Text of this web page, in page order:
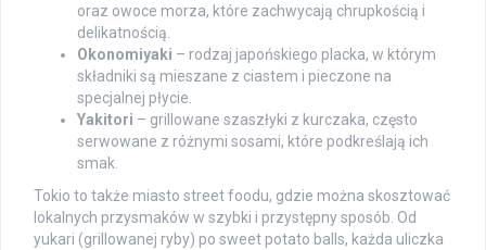
oraz owoce morza, które zachwycają chrupkością i
delikatnością.
Okonomiyaki – rodzaj japońskiego placka, w którym
składniki są mieszane z ciastem i pieczone na
specjalnej płycie.
Yakitori – grillowane szaszłyki z kurczaka, często
serwowane z różnymi sosami, które podkreślają ich
smak.
Tokio to także miasto street foodu, gdzie można skosztować
lokalnych przysmaków w szybki i przystępny sposób. Od
yukari (grillowanej ryby) po sweet potato balls, każda uliczka